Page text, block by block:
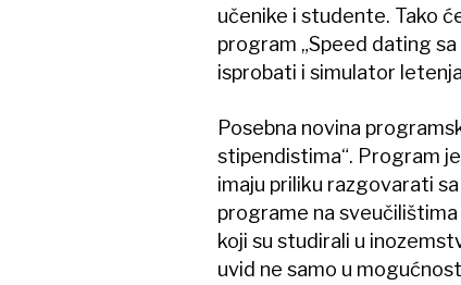
učenike i studente. Tako
program „Speed dating
isprobati i simulator
Posebna novina
stipendistima“. Program
imaju priliku razgovarati
programe na
koji su studirali u
uvid ne samo u